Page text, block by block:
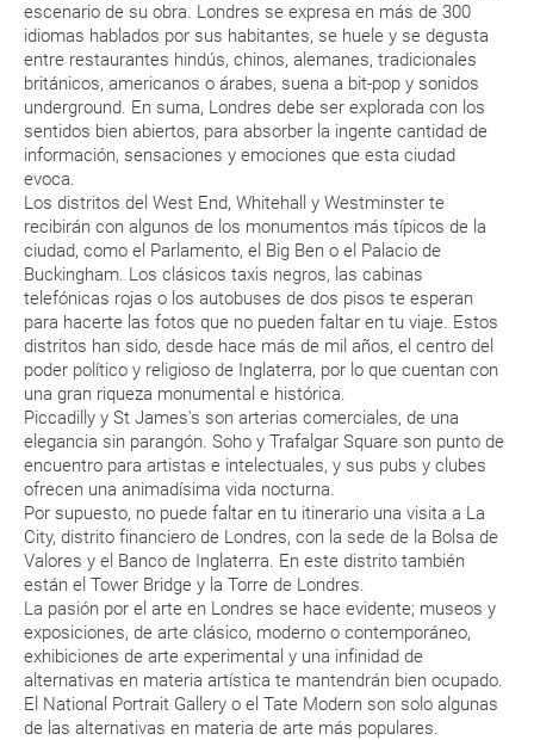
escenario de su obra. Londres se expresa en más de 300
idiomas hablados por sus habitantes, se huele y se degusta
entre restaurantes hindús, chinos, alemanes, tradicionales
británicos, americanos o árabes, suena a bit-pop y sonidos
underground. En suma, Londres debe ser explorada con los
sentidos bien abiertos, para absorber la ingente cantidad de
información, sensaciones y emociones que esta ciudad
evoca.
Los distritos del West End, Whitehall y Westminster te
recibirán con algunos de los monumentos más típicos de la
ciudad, como el Parlamento, el Big Ben o el Palacio de
Buckingham. Los clásicos taxis negros, las cabinas
telefónicas rojas o los autobuses de dos pisos te esperan
para hacerte las fotos que no pueden faltar en tu viaje. Estos
distritos han sido, desde hace más de mil años, el centro del
poder político y religioso de Inglaterra, por lo que cuentan con
una gran riqueza monumental e histórica.
Piccadilly y St James's son arterias comerciales, de una
elegancia sin parangón. Soho y Trafalgar Square son punto de
encuentro para artistas e intelectuales, y sus pubs y clubes
ofrecen una animadísima vida nocturna.
Por supuesto, no puede faltar en tu itinerario una visita a La
City, distrito financiero de Londres, con la sede de la Bolsa de
Valores y el Banco de Inglaterra. En este distrito también
están el Tower Bridge y la Torre de Londres.
La pasión por el arte en Londres se hace evidente; museos y
exposiciones, de arte clásico, moderno o contemporáneo,
exhibiciones de arte experimental y una infinidad de
alternativas en materia artística te mantendrán bien ocupado.
El National Portrait Gallery o el Tate Modern son solo algunas
de las alternativas en materia de arte más populares.
aérea a la hora de realizar el check-in el día de la salida.
MODIFICACIÓN ó CANCELACIÓN ¿Puedo anular o
modificar una reserva del viaje? ¿Qué gastos puede
generar una anulación o modificación del viaje?
¿Qué caducidad debe tener mi pasaporte para ir
a...?
¿Con cuánta antelación tengo que estar en el
aeropuerto?
RESERVAR ¿Cómo puedo reservar un viaje de
paquete vacacional en la página web?
Al realizar la reserva, uno de los servicios ha
quedado de pendiente de confirmación ¿Cómo
sabré si se confirma el viaje?
¿Cómo sé si hay plazas disponibles en el viaje que
quiero al hacer mi solicitud de reserva?
Si tengo los traslados incluidos, ¿dónde debo
dirigirme?